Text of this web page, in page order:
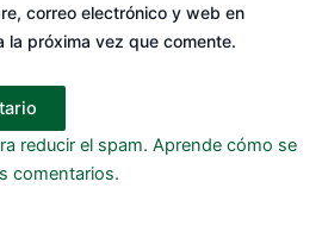
correo electrónico y web en
la próxima vez que comente.
reducir el spam. Aprende cómo se
comentarios.